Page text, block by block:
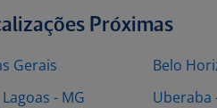
Próximas
Gerais
- MG
Belo
Uberaba